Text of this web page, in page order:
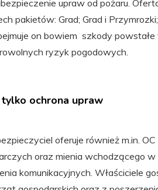
upraw od pożaru.
pakietów: Grad; Grad i
on bowiem szkody powstałe
ryzyk pogodowych.
ochrona upraw
oferuje również m.in.
oraz mienia wchodzącego w
komunikacyjnych. Właściciele